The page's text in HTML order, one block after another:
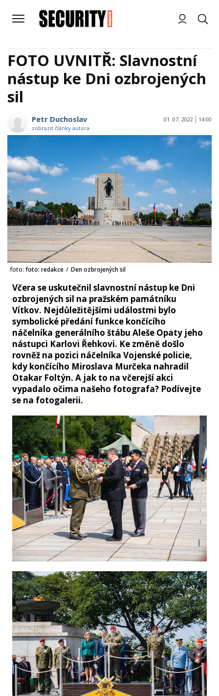
FOTO UVNITŘ: Slavnostní
nástup ke Dni ozbrojených
sil
Petr Duchoslav
zobrazit články autora
01. 07. 2022 14:00
foto: foto: redakce / Den ozbrojených sil
Včera se uskutečnil slavnostní nástup ke Dni
ozbrojených sil na pražském památníku
Vítkov. Nejdůležitějšími událostmi bylo
symbolické předání funkce končícího
náčelníka generálního štábu Aleše Opaty jeho
nástupci Karlovi Řehkovi. Ke změně došlo
rovněž na pozici náčelníka Vojenské policie,
kdy končícího Miroslava Murčeka nahradil
Otakar Foltýn. A jak to na včerejší akci
vypadalo očima našeho fotografa? Podívejte
se na fotogalerii.